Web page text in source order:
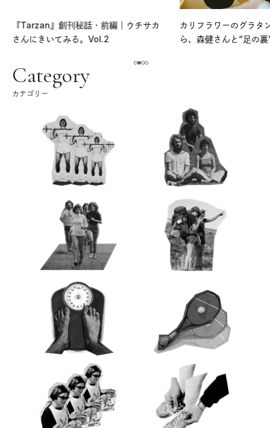
『Tarzan』創刊秘話・前編｜ウチサカ
さんにきいてみる。Vol.2
カリフラワーのグラタ
ら、森健さんと“足の
Category
カテゴリー